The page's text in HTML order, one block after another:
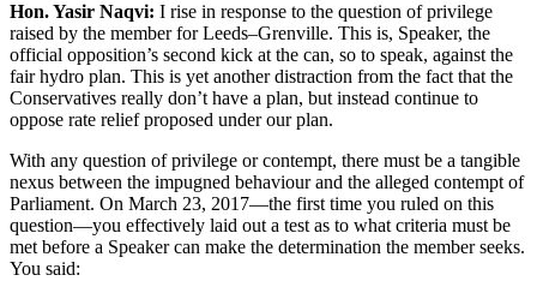
Hon. Yasir Naqvi: I rise in response to the question of privilege
raised by the member for Leeds–Grenville. This is, Speaker, the
official opposition’s second kick at the can, so to speak, against the
fair hydro plan. This is yet another distraction from the fact that the
Conservatives really don’t have a plan, but instead continue to
oppose rate relief proposed under our plan.
With any question of privilege or contempt, there must be a tangible
nexus between the impugned behaviour and the alleged contempt of
Parliament. On March 23, 2017—the first time you ruled on this
question—you effectively laid out a test as to what criteria must be
met before a Speaker can make the determination the member seeks.
You said: